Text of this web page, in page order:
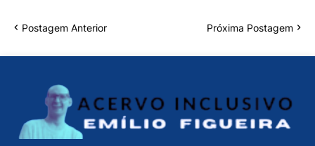
Postagem Anterior Próxima Postagem